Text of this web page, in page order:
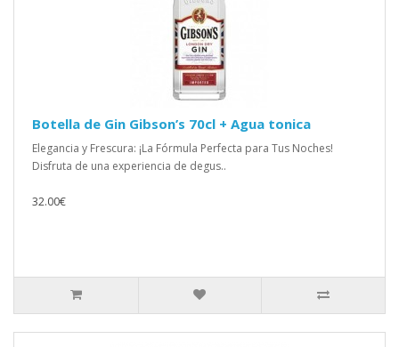
Botella de Gin Gibson’s 70cl + Agua tonica
Elegancia y Frescura: ¡La Fórmula Perfecta para Tus Noches!
Disfruta de una experiencia de degus..
32.00€